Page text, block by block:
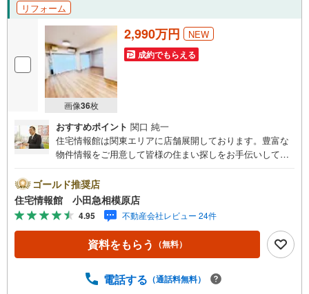
リフォーム
画像36枚
2,990万円 NEW
成約でもらえる
おすすめポイント 関口 純一
住宅情報館は関東エリアに店舗展開しております。豊富な
物件情報をご用意して皆様の住まい探しをお手伝いしてお
さい。【営業時間 10:00～19:00 火曜・水曜（祝日の場
合は営業いたします）】「資料請求」「内覧」のお問い合
わせは上記時間内ですとスムーズにご対応が可能です。ス
タッフ一同お客様のお問合せをお待ちしております。【住
宅ローン相談会】開催中無理のない住宅ローンの試算やご
購入の際にかかる諸費用の概算も行っております。しっか
気軽にご相談ください。お客様第一主義をモット-にお引越
ゴールド推奨店
住宅情報館 小田急相模原店
4.95 不動産会社レビュー 24件
資料をもらう （無料）
電話する （通話料無料）